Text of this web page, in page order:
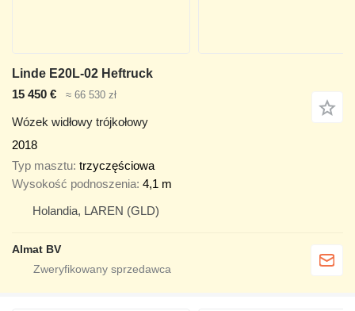
Linde E20L-02 Heftruck
15 450 €
≈ 66 530 zł
Wózek widłowy trójkołowy
2018
Typ masztu trzyczęściowa
Wysokość podnoszenia 4,1 m
Holandia, LAREN (GLD)
Almat BV